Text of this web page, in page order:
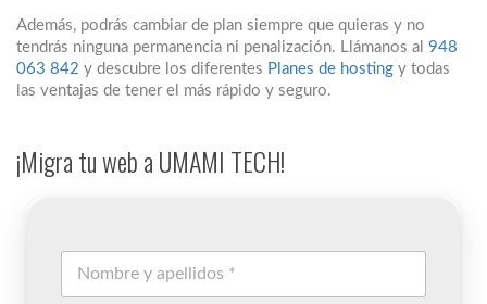
Además, podrás cambiar de plan siempre que quieras y no
tendrás ninguna permanencia ni penalización. Llámanos al 948
063 842 y descubre los diferentes Planes de hosting y todas
las ventajas de tener el más rápido y seguro.
¡Migra tu web a UMAMI TECH!